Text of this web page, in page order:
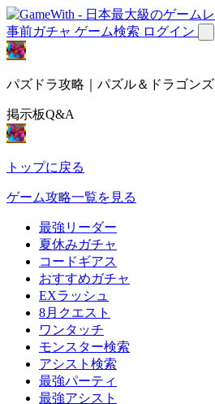
事前ガチャ ゲーム検索 ログイン
パズドラ攻略｜パズル＆ドラゴンズ
掲示板Q&A
トップに戻る
ゲーム攻略一覧を見る
最強リーダー
夏休みガチャ
コードギアス
おすすめガチャ
EXラッシュ
8月クエスト
ワンタッチ
モンスター検索
アシスト検索
最強パーティ
最強アシスト